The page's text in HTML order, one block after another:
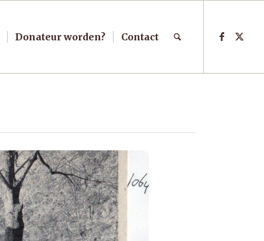
Donateur worden? Contact